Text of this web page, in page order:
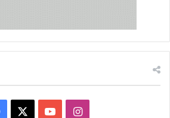
Facebook YouTubeInstagram